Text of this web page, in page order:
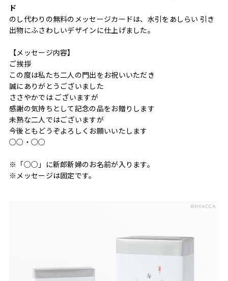
ド
のし代わりの無料のメッセージカードは、水引をあしらい 引き
出物にふさわしいデザインに仕上げました。
【メッセージ内容】
ご挨拶
この度は私たち二人の門出をお祝いいただき
誠にありがとうございました
ささやかでは ございますが
感謝の気持ちとして記念の品をお贈りします
未熟な二人ではございますが
今後ともどうぞよろしくお願いいたします
○○・○○
※「○○」に新郎新婦のお名前が入ります。
※メッセージは固定です。